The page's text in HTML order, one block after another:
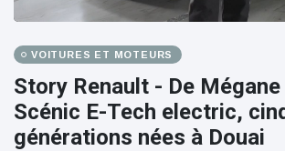
VOITURES ET MOTEURS
Story Renault - De
Scénic E-Tech electric,
générations nées à Douai